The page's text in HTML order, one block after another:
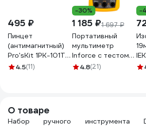
495 ₽
Пинцет
(антимагнитный)
Pro'sKit 1PK-101T
00072643
4.5(11)
-30%
1 185 ₽1 697 ₽
Портативный
мультиметр
Inforce с тестом
батареек 01-05-
4.8(21)
-
О товаре
Набор ручного инструмента